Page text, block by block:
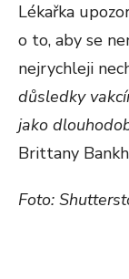
Lékařka
o to, aby se
nejrychleji
důsledky
jako
Brittany
Foto: